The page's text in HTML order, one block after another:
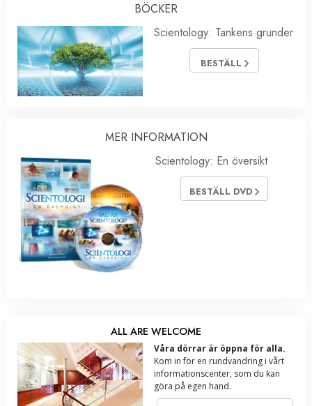
BÖCKER
Scientology: Tankens grunder
BESTÄLL
MER INFORMATION
Scientology: En översikt
BESTÄLL DVD
ALL ARE WELCOME
Våra dörrar är öppna för alla.
Kom in för en rundvandring i vårt
informationscenter, som du kan
göra på egen hand.